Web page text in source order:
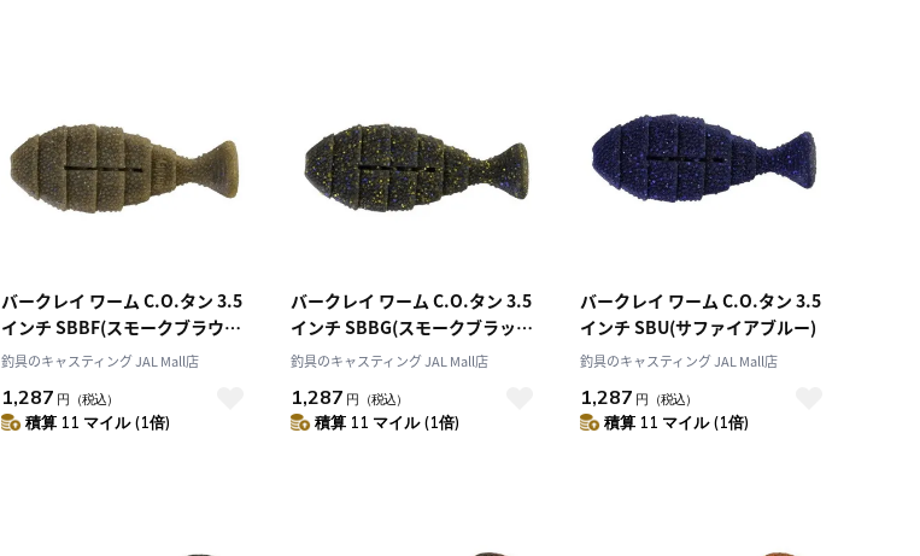
バークレイ ワーム C.O.タン 3.5
インチ SBBF(スモークブラウン
ブルーフレック)
釣具のキャスティング JAL Mall店
1,287 円 （税込）
積算 11 マイル (1倍)
バークレイ ワーム C.O.タン 3.5
インチ SBBG(スモークブラック
ブルーゴールド)
釣具のキャスティング JAL Mall店
1,287 円 （税込）
積算 11 マイル (1倍)
バークレイ ワーム C.O.タン 3.5
インチ SBU(サファイアブルー)
釣具のキャスティング JAL Mall店
1,287 円 （税込）
積算 11 マイル (1倍)